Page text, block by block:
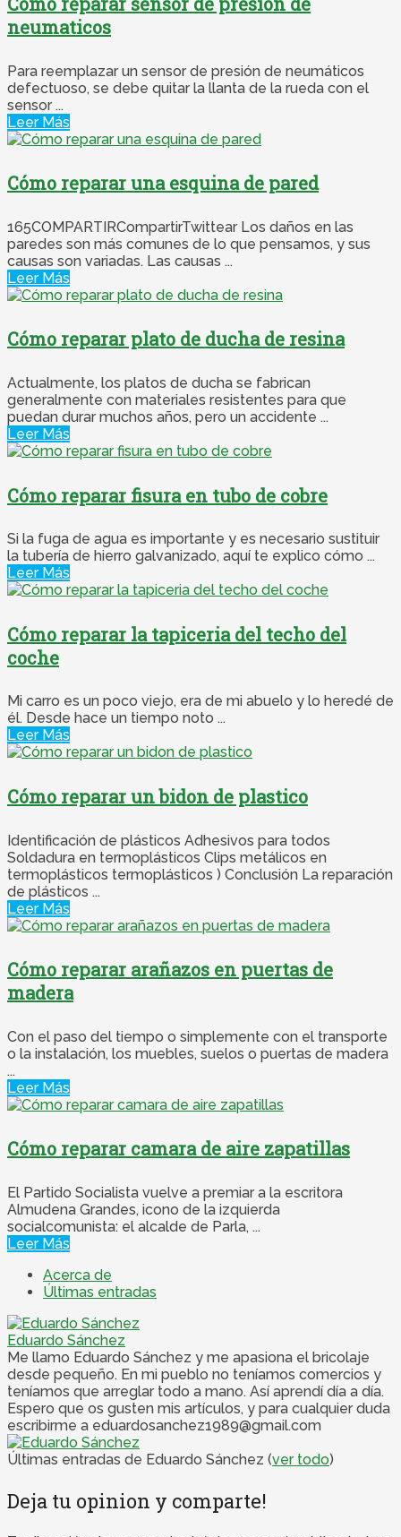
neumaticos
Para reemplazar un sensor de presión de neumáticos
defectuoso, se debe quitar la llanta de la rueda con el
sensor ...
Leer Más
Cómo reparar una esquina de pared
165COMPARTIRCompartirTwittear Los daños en las
paredes son más comunes de lo que pensamos, y sus
causas son variadas. Las causas ...
Leer Más
Cómo reparar plato de ducha de resina
Actualmente, los platos de ducha se fabrican
generalmente con materiales resistentes para que
puedan durar muchos años, pero un accidente ...
Leer Más
Cómo reparar fisura en tubo de cobre
Si la fuga de agua es importante y es necesario sustituir
la tubería de hierro galvanizado, aquí te explico cómo ...
Leer Más
Cómo reparar la tapiceria del techo del
coche
Mi carro es un poco viejo, era de mi abuelo y lo heredé de
él. Desde hace un tiempo noto ...
Leer Más
Cómo reparar un bidon de plastico
Identificación de plásticos Adhesivos para todos
Soldadura en termoplásticos Clips metálicos en
termoplásticos termoplásticos ) Conclusión La reparación
de plásticos ...
Leer Más
Cómo reparar arañazos en puertas de
madera
Con el paso del tiempo o simplemente con el transporte
o la instalación, los muebles, suelos o puertas de madera
...
Leer Más
Cómo reparar camara de aire zapatillas
El Partido Socialista vuelve a premiar a la escritora
Almudena Grandes, icono de la izquierda
socialcomunista: el alcalde de Parla, ...
Leer Más
Acerca de
Últimas entradas
Eduardo Sánchez
Me llamo Eduardo Sánchez y me apasiona el bricolaje
desde pequeño. En mi pueblo no teníamos comercios y
teníamos que arreglar todo a mano. Así aprendí día a día.
Espero que os gusten mis artículos, y para cualquier duda
escribirme a eduardosanchez1989@gmail.com
Últimas entradas de Eduardo Sánchez (ver todo)
Deja tu opinion y comparte!